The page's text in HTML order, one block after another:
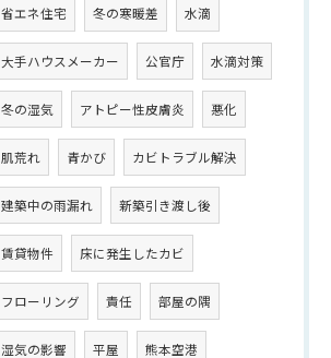
省エネ住宅 冬の寒暖差 水滴
大手ハウスメーカー 公官庁 水滴対策
冬の湿気 アトピー性皮膚炎 悪化
肌荒れ 青かび カビトラブル解決
建築中の雨漏れ 新築引き渡し後
賃貸物件 床に発生したカビ
フローリング 責任 部屋の隅
湿気の影響 平屋 熊本空港